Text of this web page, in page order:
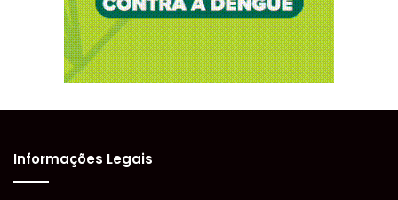
Informações Legais